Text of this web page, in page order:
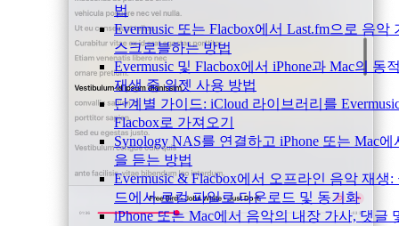
법
Evermusic 또는 Flacbox에서 Last.fm으로 음악
스크로블하는 방법
Evermusic 및 Flacbox에서 iPhone과 Mac의 동
재생 중 위젯 사용 방법
단계별 가이드: iCloud 라이브러리를
Flacbox로 가져오기
Synology NAS를 연결하고 iPhone 또는 Mac에
을 듣는 방법
Evermusic & Flacbox에서 오프라인 음악 재생:
드에서 로컬 파일로 다운로드 및 동기화
iPhone 또는 Mac에서 음악의 내장 가사, 댓글